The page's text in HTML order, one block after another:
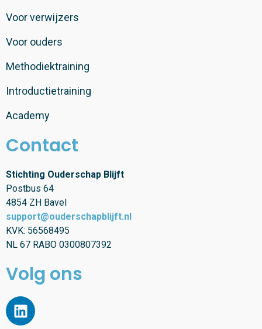
Voor verwijzers
Voor ouders
Methodiektraining
Introductietraining
Academy
Contact
Stichting Ouderschap Blijft
Postbus 64
4854 ZH Bavel
support@ouderschapblijft.nl
KVK: 56568495
NL 67 RABO 0300807392
Volg ons